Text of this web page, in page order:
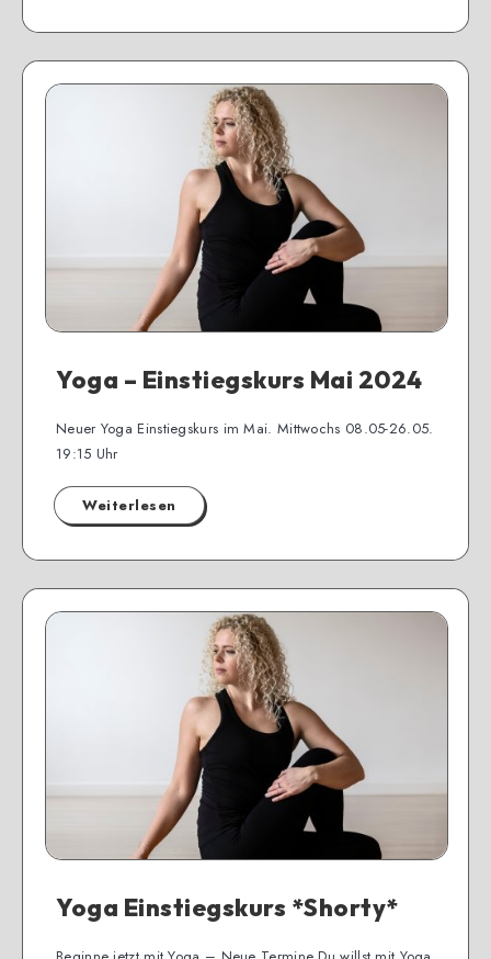
Yoga – Einstiegskurs Mai 2024
Neuer Yoga Einstiegskurs im Mai. Mittwochs 08.05-26.05.
19:15 Uhr
Weiterlesen
Yoga Einstiegskurs *Shorty*